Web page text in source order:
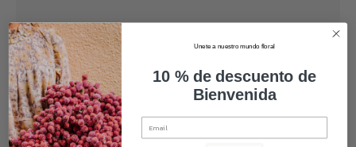
Unete a nuestro mundo floral
10 % de descuento de
Bienvenida